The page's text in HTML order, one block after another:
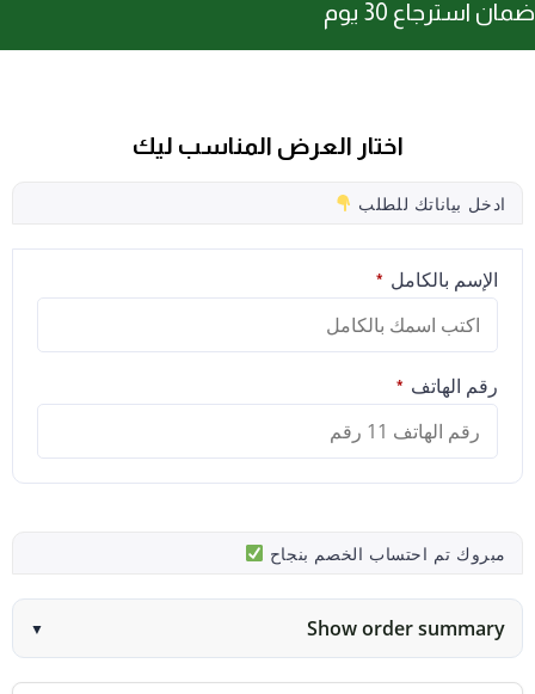
ضمان استرجاع 30 يوم
اختار العرض المناسب ليك
ادخل بياناتك للطلب
الإسم بالكامل *
رقم الهاتف *
مبروك تم احتساب الخصم بنجاح
Show order summary
▼